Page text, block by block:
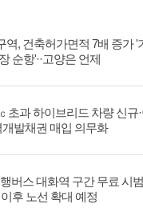
역, 건축허가면적 7배 증가 '
순항'··고양은 언제
초과 하이브리드 차량 신규
발채권 매입 의무화
버스 대화역 구간 무료 시범
이후 노선 확대 예정